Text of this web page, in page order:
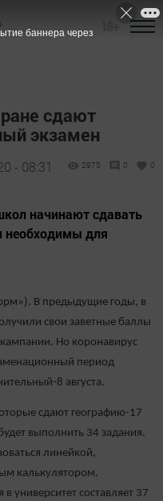
сдают
экзамен
- 08:31 2975 0 0
начинают сдавать
необходимы для
В предыдущие годы, в
свои заветные баллы
кампании. Но коронавирус
период
8 августа.
сдают географию-17
выполнить 34 задания.
линейкой,
калькулятором.
университет составляет 37
баннера через